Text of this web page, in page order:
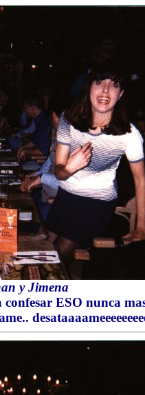
y Jimena
ESO nunca